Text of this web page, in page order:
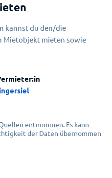
kannst du den/die
Mietobjekt mieten sowie
entnommen. Es kann
der Daten übernommen